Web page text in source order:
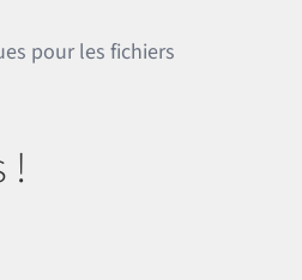
pour les fichiers
!